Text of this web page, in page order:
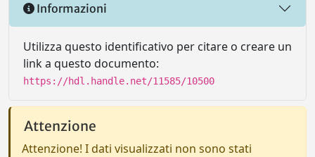
Informazioni
Utilizza questo identificativo per citare o creare un
link a questo documento:
https://hdl.handle.net/11585/10500
Attenzione
Attenzione! I dati visualizzati non sono stati